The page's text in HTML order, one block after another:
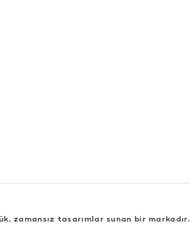
zamansız tasarımlar sunan bir markadır.